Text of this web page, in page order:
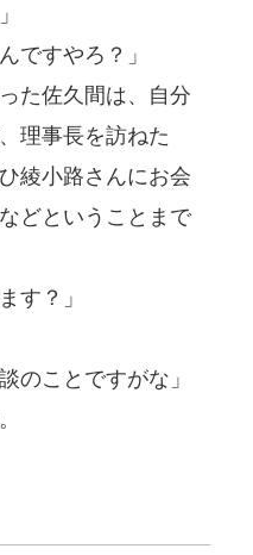
ですやろ？」
た佐久間は、自分
理事長を訪ねた
綾小路さんにお会
どということまで
す？」
のことですがな」